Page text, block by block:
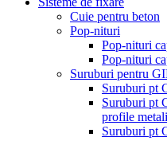
Cuie pentru beton
Pop-nituri
Pop-nituri
Pop-nituri
Suruburi pentru
Suruburi pt
Suruburi pt
profile
Suruburi pt